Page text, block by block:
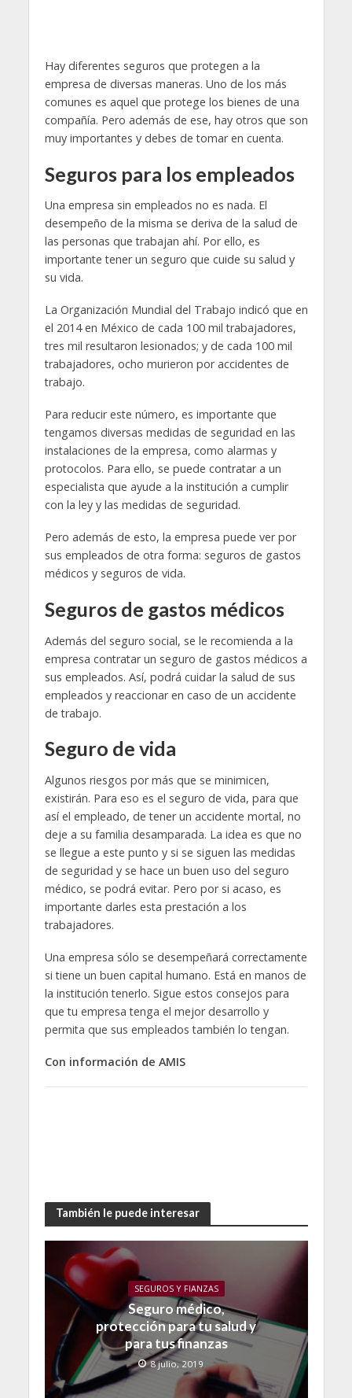
Hay diferentes seguros que protegen a la
empresa de diversas maneras. Uno de los más
comunes es aquel que protege los bienes de una
compañía. Pero además de ese, hay otros que son
muy importantes y debes de tomar en cuenta.
Seguros para los empleados
Una empresa sin empleados no es nada. El
desempeño de la misma se deriva de la salud de
las personas que trabajan ahí. Por ello, es
importante tener un seguro que cuide su salud y
su vida.
La Organización Mundial del Trabajo indicó que en
el 2014 en México de cada 100 mil trabajadores,
tres mil resultaron lesionados; y de cada 100 mil
trabajadores, ocho murieron por accidentes de
trabajo.
Para reducir este número, es importante que
tengamos diversas medidas de seguridad en las
instalaciones de la empresa, como alarmas y
protocolos. Para ello, se puede contratar a un
especialista que ayude a la institución a cumplir
con la ley y las medidas de seguridad.
Pero además de esto, la empresa puede ver por
sus empleados de otra forma: seguros de gastos
médicos y seguros de vida.
Seguros de gastos médicos
Además del seguro social, se le recomienda a la
empresa contratar un seguro de gastos médicos a
sus empleados. Así, podrá cuidar la salud de sus
empleados y reaccionar en caso de un accidente
de trabajo.
Seguro de vida
Algunos riesgos por más que se minimicen,
existirán. Para eso es el seguro de vida, para que
así el empleado, de tener un accidente mortal, no
deje a su familia desamparada. La idea es que no
se llegue a este punto y si se siguen las medidas
de seguridad y se hace un buen uso del seguro
médico, se podrá evitar. Pero por si acaso, es
importante darles esta prestación a los
trabajadores.
Una empresa sólo se desempeñará correctamente
si tiene un buen capital humano. Está en manos de
la institución tenerlo. Sigue estos consejos para
que tu empresa tenga el mejor desarrollo y
permita que sus empleados también lo tengan.
Con información de AMIS
También le puede interesar
SEGUROS Y FIANZAS
Seguro médico,
protección para tu salud y
para tus finanzas
8 julio, 2019